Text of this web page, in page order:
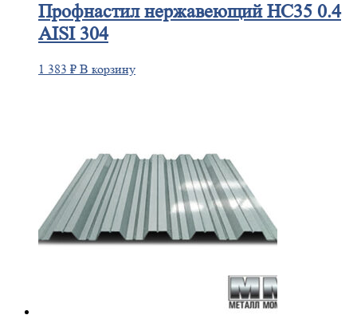
Профнастилнержавеющий НС35 0.4
AISI 304
1 383 ₽ В корзину